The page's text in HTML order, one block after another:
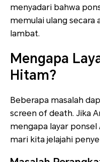
menyadari bahwa
memulai ulang secara
lambat.
Mengapa
Hitam?
Beberapa masalah
screen of death. Jika
mengapa layar
mari kita jelajahi